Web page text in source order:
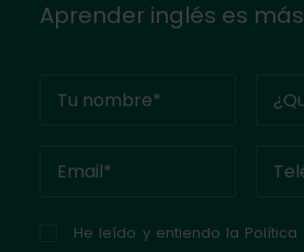
Aprender inglés es
He leído y entiendo la